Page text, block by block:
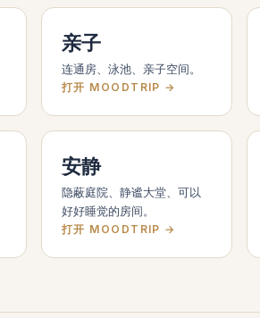
亲子
连通房、泳池、亲子空间。
打开 MOODTRIP →
安静
隐蔽庭院、静谧大堂、可以
好好睡觉的房间。
打开 MOODTRIP →